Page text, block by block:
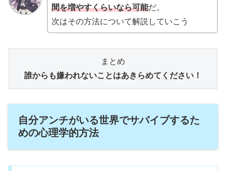
間を増やすくらいなら可能だ。
次はその方法について解説していこう
まとめ
誰からも嫌われないことはあきらめてください！
自分アンチがいる世界でサバイブするた
めの心理学的方法